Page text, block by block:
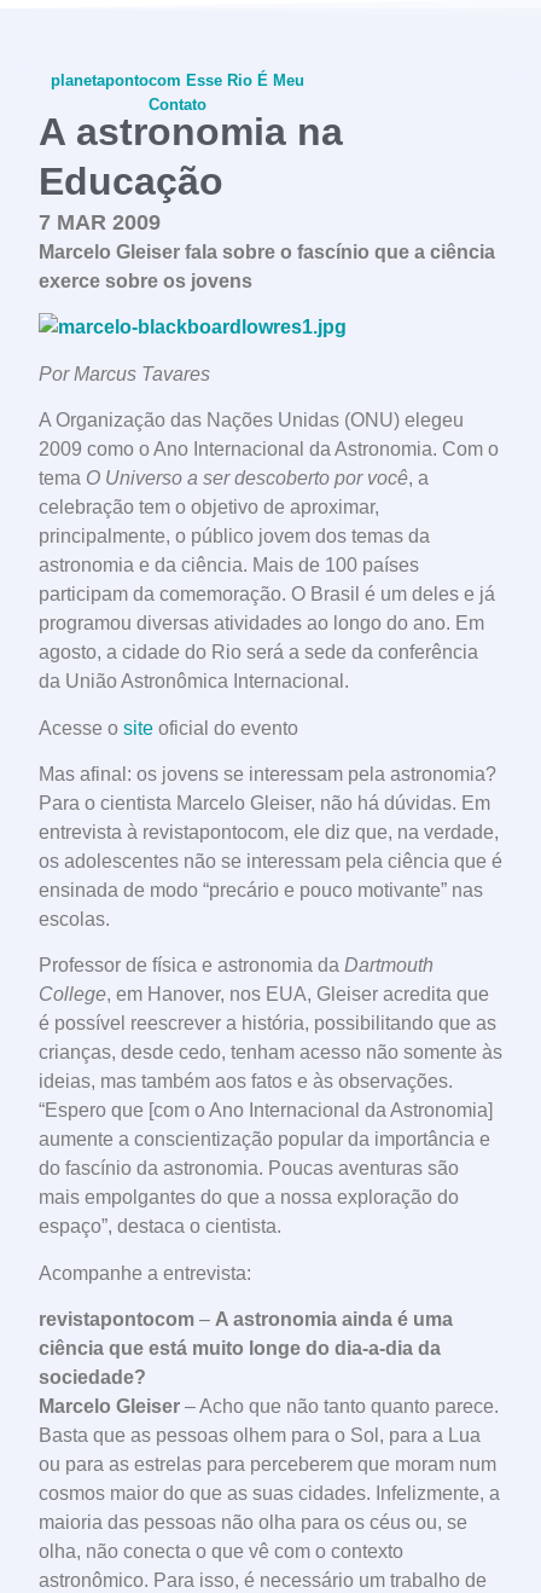
planetapontocom Esse Rio É Meu
Contato
A astronomia na
Educação
7 MAR 2009
Marcelo Gleiser fala sobre o fascínio que a ciência
exerce sobre os jovens
Por Marcus Tavares
A Organização das Nações Unidas (ONU) elegeu
2009 como o Ano Internacional da Astronomia. Com o
tema O Universo a ser descoberto por você, a
celebração tem o objetivo de aproximar,
principalmente, o público jovem dos temas da
astronomia e da ciência. Mais de 100 países
participam da comemoração. O Brasil é um deles e já
programou diversas atividades ao longo do ano. Em
agosto, a cidade do Rio será a sede da conferência
da União Astronômica Internacional.
Acesse o site oficial do evento
Mas afinal: os jovens se interessam pela astronomia?
Para o cientista Marcelo Gleiser, não há dúvidas. Em
entrevista à revistapontocom, ele diz que, na verdade,
os adolescentes não se interessam pela ciência que é
ensinada de modo “precário e pouco motivante” nas
escolas.
Professor de física e astronomia da Dartmouth
College, em Hanover, nos EUA, Gleiser acredita que
é possível reescrever a história, possibilitando que as
crianças, desde cedo, tenham acesso não somente às
ideias, mas também aos fatos e às observações.
“Espero que [com o Ano Internacional da Astronomia]
aumente a conscientização popular da importância e
do fascínio da astronomia. Poucas aventuras são
mais empolgantes do que a nossa exploração do
espaço”, destaca o cientista.
Acompanhe a entrevista:
revistapontocom – A astronomia ainda é uma
ciência que está muito longe do dia-a-dia da
sociedade?
Marcelo Gleiser – Acho que não tanto quanto parece.
Basta que as pessoas olhem para o Sol, para a Lua
ou para as estrelas para perceberem que moram num
cosmos maior do que as suas cidades. Infelizmente, a
maioria das pessoas não olha para os céus ou, se
olha, não conecta o que vê com o contexto
astronômico. Para isso, é necessário um trabalho de